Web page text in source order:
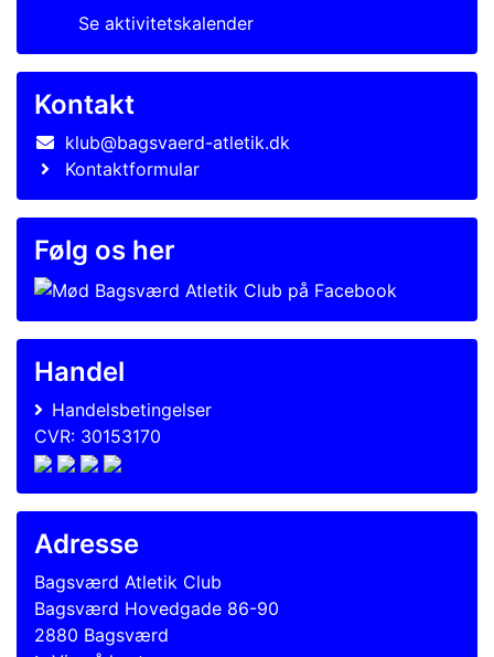
Se aktivitetskalender
Kontakt
klub@bagsvaerd-atletik.dk
Kontaktformular
Følg os her
Handel
Handelsbetingelser
CVR: 30153170
Adresse
Bagsværd Atletik Club
Bagsværd Hovedgade 86-90
2880 Bagsværd